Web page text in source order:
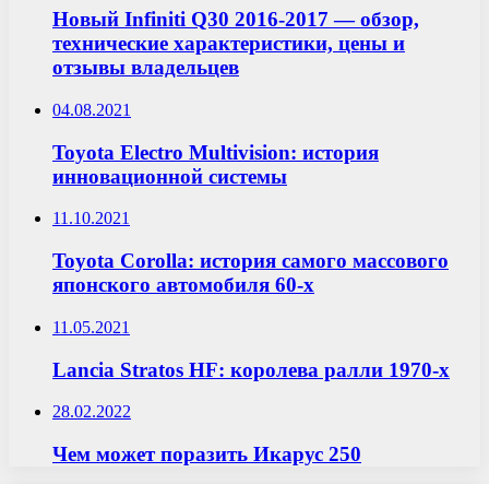
Новый Infiniti Q30 2016-2017 — обзор,
технические характеристики, цены и
отзывы владельцев
04.08.2021
Toyota Electro Multivision: история
инновационной системы
11.10.2021
Toyota Corolla: история самого массового
японского автомобиля 60-х
11.05.2021
Lancia Stratos HF: королева ралли 1970-х
28.02.2022
Чем может поразить Икарус 250